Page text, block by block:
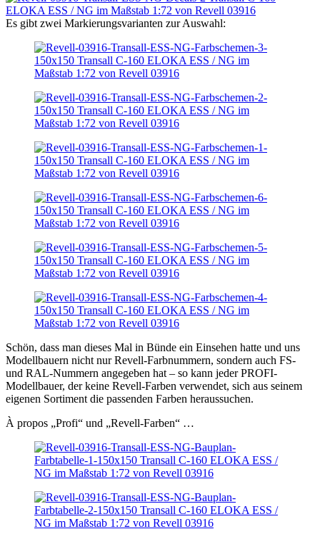
Es gibt zwei Markierungsvarianten zur Auswahl:
Schön, dass man dieses Mal in Bünde ein Einsehen hatte und uns
Modellbauern nicht nur Revell-Farbnummern, sondern auch FS-
und RAL-Nummern angegeben hat – so kann jeder PROFI-
Modellbauer, der keine Revell-Farben verwendet, sich aus seinem
eigenen Sortiment die passenden Farben heraussuchen.
À propos „Profi“ und „Revell-Farben“ …